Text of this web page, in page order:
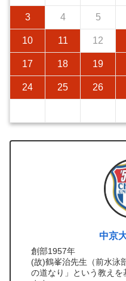
3 4 5
10 11 12
17 18 19
24 25 26
中京
創部1957年
(故)鶴峯治先生（前水泳
の道なり」という教え